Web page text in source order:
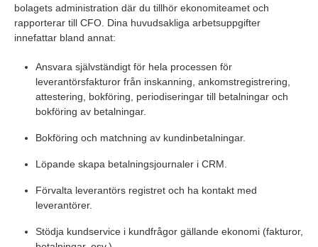
bolagets administration där du tillhör ekonomiteamet och
rapporterar till CFO. Dina huvudsakliga arbetsuppgifter
innefattar bland annat:
Ansvara självständigt för hela processen för
leverantörsfakturor från inskanning, ankomstregistrering,
attestering, bokföring, periodiseringar till betalningar och
bokföring av betalningar.
Bokföring och matchning av kundinbetalningar.
Löpande skapa betalningsjournaler i CRM.
Förvalta leverantörs registret och ha kontakt med
leverantörer.
Stödja kundservice i kundfrågor gällande ekonomi (fakturor,